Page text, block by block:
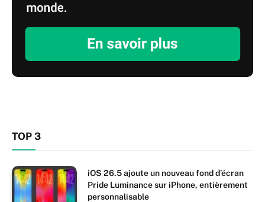
TOP 3
iOS 26.5 ajoute un nouveau fond d’écran
Pride Luminance sur iPhone, entièrement
personnalisable